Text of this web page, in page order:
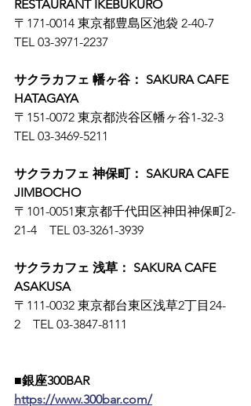
RESTAURANT IKEBUKURO
〒171-0014 東京都豊島区池袋 2-40-7
TEL 03-3971-2237
サクラカフェ 幡ヶ谷： SAKURA CAFE
HATAGAYA
〒151-0072 東京都渋谷区幡ヶ谷1-32-3
TEL 03-3469-5211
サクラカフェ 神保町： SAKURA CAFE
JIMBOCHO
〒101-0051東京都千代田区神田神保町2-
21-4　TEL 03-3261-3939
サクラカフェ 浅草： SAKURA CAFE
ASAKUSA
〒111-0032 東京都台東区浅草2丁目24-
2　TEL 03-3847-8111
■銀座300BAR
https://www.300bar.com/